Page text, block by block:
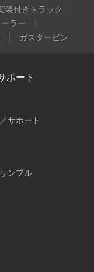
装付きトラック
ラー
ガスタービン
ポート
サポート
ンプル